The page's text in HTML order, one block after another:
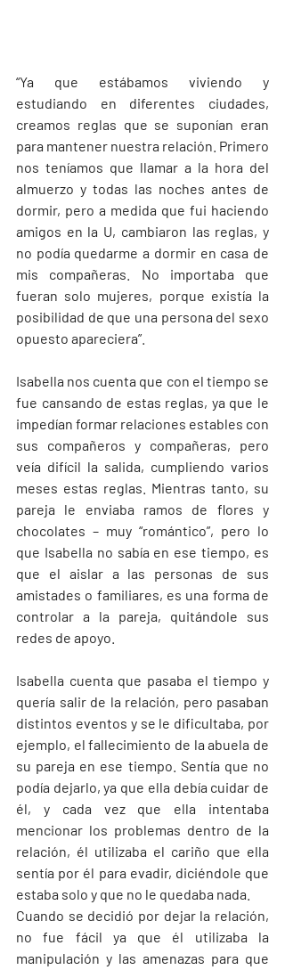
“Ya que estábamos viviendo y
estudiando en diferentes ciudades,
creamos reglas que se suponían eran
para mantener nuestra relación. Primero
nos teníamos que llamar a la hora del
almuerzo y todas las noches antes de
dormir, pero a medida que fui haciendo
amigos en la U, cambiaron las reglas, y
no podía quedarme a dormir en casa de
mis compañeras. No importaba que
fueran solo mujeres, porque existía la
posibilidad de que una persona del sexo
opuesto apareciera”.
Isabella nos cuenta que con el tiempo se
fue cansando de estas reglas, ya que le
impedían formar relaciones estables con
sus compañeros y compañeras, pero
veía difícil la salida, cumpliendo varios
meses estas reglas. Mientras tanto, su
pareja le enviaba ramos de flores y
chocolates – muy “romántico”, pero lo
que Isabella no sabía en ese tiempo, es
que el aislar a las personas de sus
amistades o familiares, es una forma de
controlar a la pareja, quitándole sus
redes de apoyo.
Isabella cuenta que pasaba el tiempo y
quería salir de la relación, pero pasaban
distintos eventos y se le dificultaba, por
ejemplo, el fallecimiento de la abuela de
su pareja en ese tiempo. Sentía que no
podía dejarlo, ya que ella debía cuidar de
él, y cada vez que ella intentaba
mencionar los problemas dentro de la
relación, él utilizaba el cariño que ella
sentía por él para evadir, diciéndole que
estaba solo y que no le quedaba nada.
Cuando se decidió por dejar la relación,
no fue fácil ya que él utilizaba la
manipulación y las amenazas para que